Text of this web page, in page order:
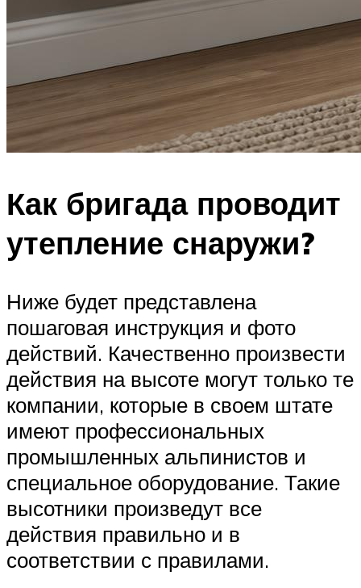
Как бригада проводит
утепление снаружи?
Ниже будет представлена
пошаговая инструкция и фото
действий. Качественно произвести
действия на высоте могут только те
компании, которые в своем штате
имеют профессиональных
промышленных альпинистов и
специальное оборудование. Такие
высотники произведут все
действия правильно и в
соответствии с правилами.